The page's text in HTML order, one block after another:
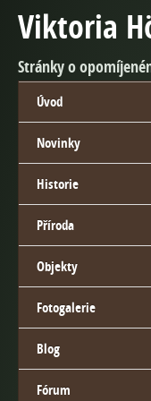
Viktoria
Stránky o
Úvod
Novinky
Historie
Příroda
Objekty
Fotogalerie
Blog
Fórum